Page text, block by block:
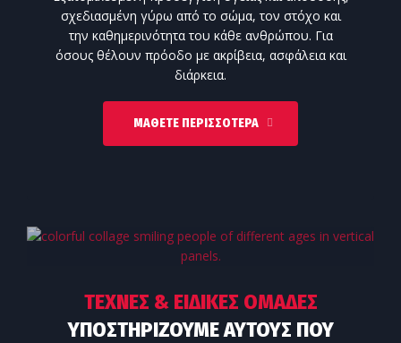
σχεδιασμένη γύρω από το σώμα, τον στόχο και
την καθημερινότητα του κάθε ανθρώπου. Για
όσους θέλουν πρόοδο με ακρίβεια, ασφάλεια και
διάρκεια.
ΜΆΘΕΤΕ ΠΕΡΙΣΣΌΤΕΡΑ
ΤΕΧΝΕΣ & ΕΙΔΙΚΕΣ ΟΜΑΔΕΣ
ΥΠΟΣΤΗΡΙΖΟΥΜΕ ΑΥΤΟΥΣ ΠΟΥ